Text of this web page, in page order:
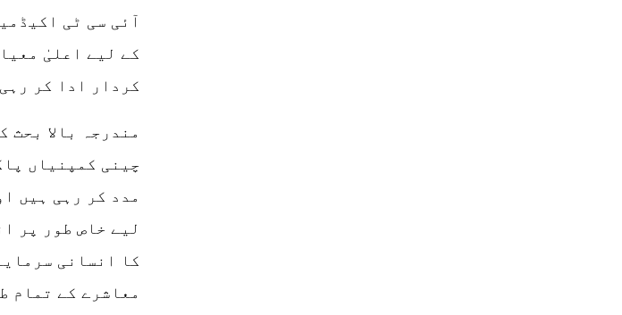
آئی سی ٹی
کے لیے اعلیٰ
کردار ادا کر
مندرجہ بالا
چینی کمپنیاں
مدد کر رہی ہیں
لیے خاص طور پر
کا انسانی
معاشرے کے تمام